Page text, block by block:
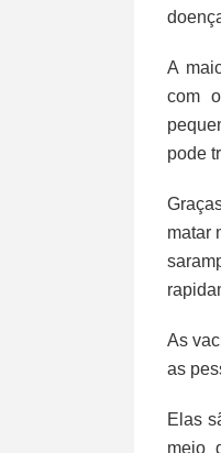
A
com
pode
matar
As
as
Elas
meio